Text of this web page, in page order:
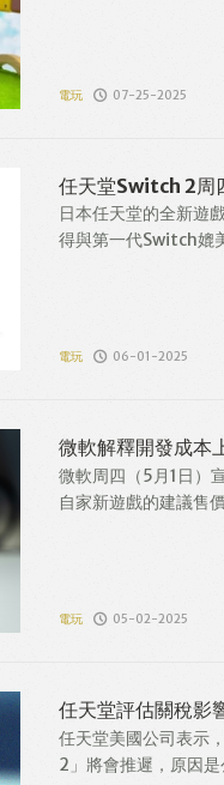
電玩 07-25-2025
任天堂Switch 2周
日本任天堂的全新遊
得與第一代Switch媲
電玩 06-01-2025
微軟解釋開發成本
微軟周四（5月1日）
自家新遊戲的建議售
電玩 05-02-2025
任天堂評估關稅影
任天堂美國公司表示
2」將會推遲，原因是